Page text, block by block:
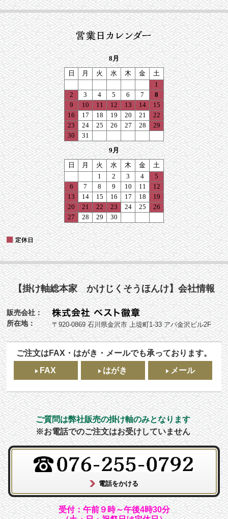
【掛け軸総本家 かけじくそうほんけ】会社情報
販売会社：
所在地：
〒920-0869 石川県金沢市 上堤町1-33 アパ金沢ビル2F
ご注文はFAX・はがき・メールでも承っております。
FAX
はがき メール
ご質問は弊社販売の掛け軸のみとなります
※お電話でのご注文はお受けしていません
受付：午前９時～午後4時30分